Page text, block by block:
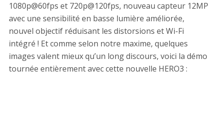
1080p@60fps et 720p@120fps, nouveau capteur 12MP
avec une sensibilité en basse lumière améliorée,
nouvel objectif réduisant les distorsions et Wi-Fi
intégré ! Et comme selon notre maxime, quelques
images valent mieux qu’un long discours, voici la démo
tournée entièrement avec cette nouvelle HERO3 :